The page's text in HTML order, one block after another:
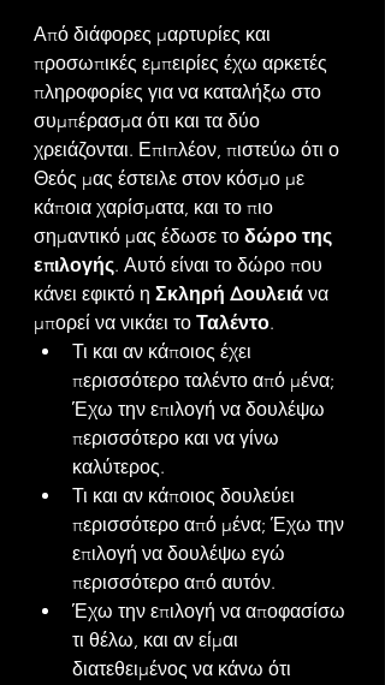
Από διάφορες μαρτυρίες και
προσωπικές εμπειρίες έχω αρκετές
πληροφορίες για να καταλήξω στο
συμπέρασμα ότι και τα δύο
χρειάζονται. Επιπλέον, πιστεύω ότι ο
Θεός μας έστειλε στον κόσμο με
κάποια χαρίσματα, και το πιο
σημαντικό μας έδωσε το δώρο της
επιλογής. Αυτό είναι το δώρο που
κάνει εφικτό η Σκληρή Δουλειά να
μπορεί να νικάει το Ταλέντο.
Τι και αν κάποιος έχει
περισσότερο ταλέντο από μένα;
Έχω την επιλογή να δουλέψω
περισσότερο και να γίνω
καλύτερος.
Τι και αν κάποιος δουλεύει
περισσότερο από μένα; Έχω την
επιλογή να δουλέψω εγώ
περισσότερο από αυτόν.
Έχω την επιλογή να αποφασίσω
τι θέλω, και αν είμαι
διατεθειμένος να κάνω ότι